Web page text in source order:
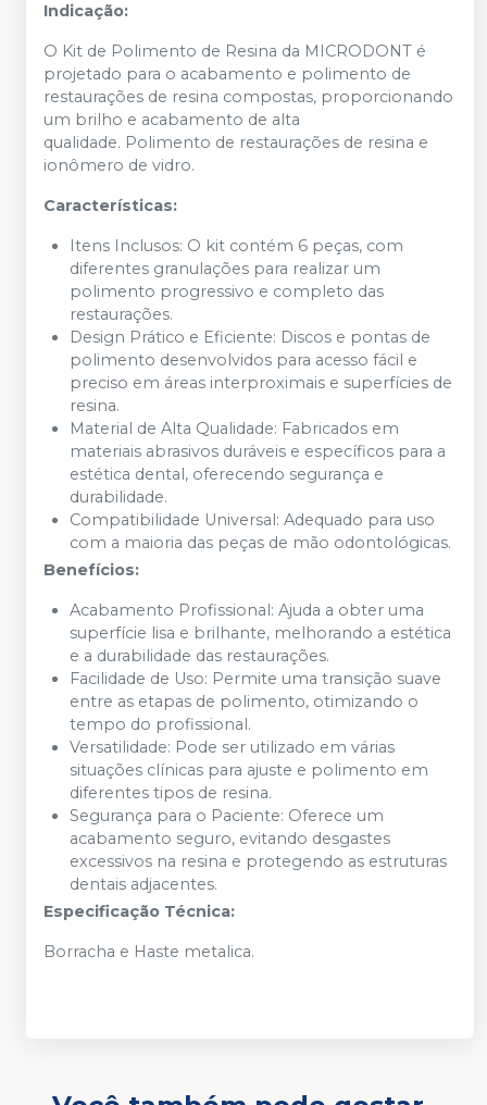
Indicação:
O Kit de Polimento de Resina da MICRODONT é
projetado para o acabamento e polimento de
restaurações de resina compostas, proporcionando
um brilho e acabamento de alta
qualidade. Polimento de restaurações de resina e
ionômero de vidro.
Características:
Itens Inclusos: O kit contém 6 peças, com
diferentes granulações para realizar um
polimento progressivo e completo das
restaurações.
Design Prático e Eficiente: Discos e pontas de
polimento desenvolvidos para acesso fácil e
preciso em áreas interproximais e superfícies de
resina.
Material de Alta Qualidade: Fabricados em
materiais abrasivos duráveis e específicos para a
estética dental, oferecendo segurança e
durabilidade.
Compatibilidade Universal: Adequado para uso
com a maioria das peças de mão odontológicas.
Benefícios:
Acabamento Profissional: Ajuda a obter uma
superfície lisa e brilhante, melhorando a estética
e a durabilidade das restaurações.
Facilidade de Uso: Permite uma transição suave
entre as etapas de polimento, otimizando o
tempo do profissional.
Versatilidade: Pode ser utilizado em várias
situações clínicas para ajuste e polimento em
diferentes tipos de resina.
Segurança para o Paciente: Oferece um
acabamento seguro, evitando desgastes
excessivos na resina e protegendo as estruturas
dentais adjacentes.
Especificação Técnica:
Borracha e Haste metalica.